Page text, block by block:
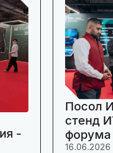
-
Посол
стенд
16.06.2026